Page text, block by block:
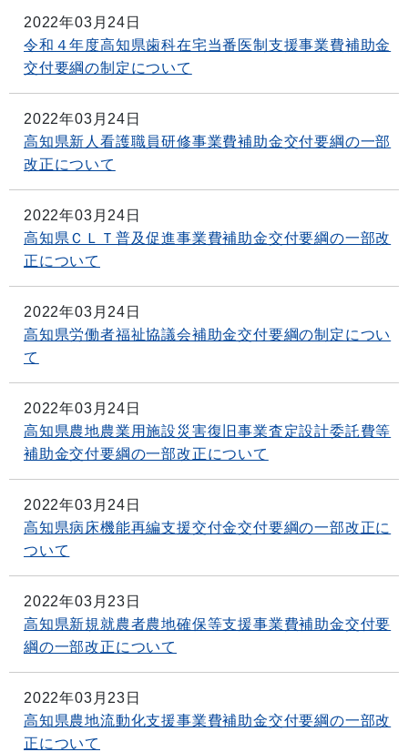
2022年03月24日
令和４年度高知県歯科在宅当番医制支援事業費補助金
交付要綱の制定について
2022年03月24日
高知県新人看護職員研修事業費補助金交付要綱の一部
改正について
2022年03月24日
高知県ＣＬＴ普及促進事業費補助金交付要綱の一部改
正について
2022年03月24日
高知県労働者福祉協議会補助金交付要綱の制定につい
て
2022年03月24日
高知県農地農業用施設災害復旧事業査定設計委託費等
補助金交付要綱の一部改正について
2022年03月24日
高知県病床機能再編支援交付金交付要綱の一部改正に
ついて
2022年03月23日
高知県新規就農者農地確保等支援事業費補助金交付要
綱の一部改正について
2022年03月23日
高知県農地流動化支援事業費補助金交付要綱の一部改
正について